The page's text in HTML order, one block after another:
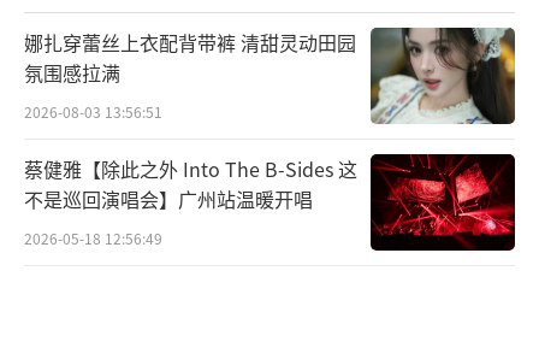
娜扎穿蕾丝上衣配背带裤 清甜灵动田园
氛围感拉满
2026-08-03 13:56:51
蔡健雅【除此之外 Into The B-Sides 这
不是巡回演唱会】广州站温暖开唱
2026-05-18 12:56:49